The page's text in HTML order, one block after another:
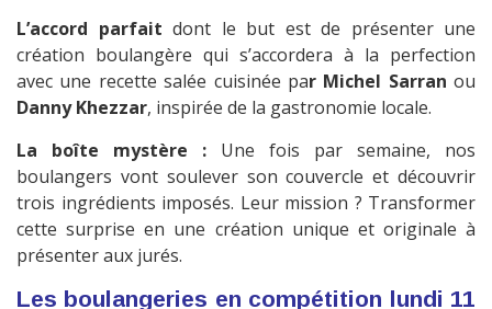
L’accord parfait dont le but est de présenter une
création boulangère qui s’accordera à la perfection
avec une recette salée cuisinée par Michel Sarran ou
Danny Khezzar, inspirée de la gastronomie locale.
La boîte mystère : Une fois par semaine, nos
boulangers vont soulever son couvercle et découvrir
trois ingrédients imposés. Leur mission ? Transformer
cette surprise en une création unique et originale à
présenter aux jurés.
Les boulangeries en compétition lundi 11